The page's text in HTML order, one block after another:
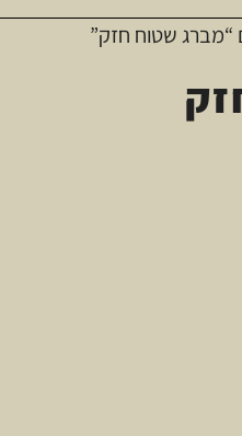
“מברג שטוח חזק”